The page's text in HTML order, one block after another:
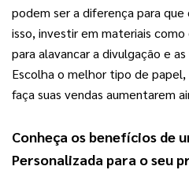
podem ser a diferença para
isso, investir em materiais
para alavancar a divulgação e
Escolha o melhor tipo de
faça suas vendas aumentarem
Conheça os benefícios de
Personalizada para o seu